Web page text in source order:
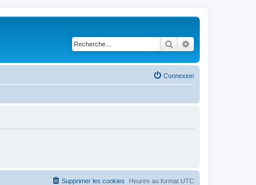
Rechercher
Connexion
Heures au format UTC
Supprimer les cookies